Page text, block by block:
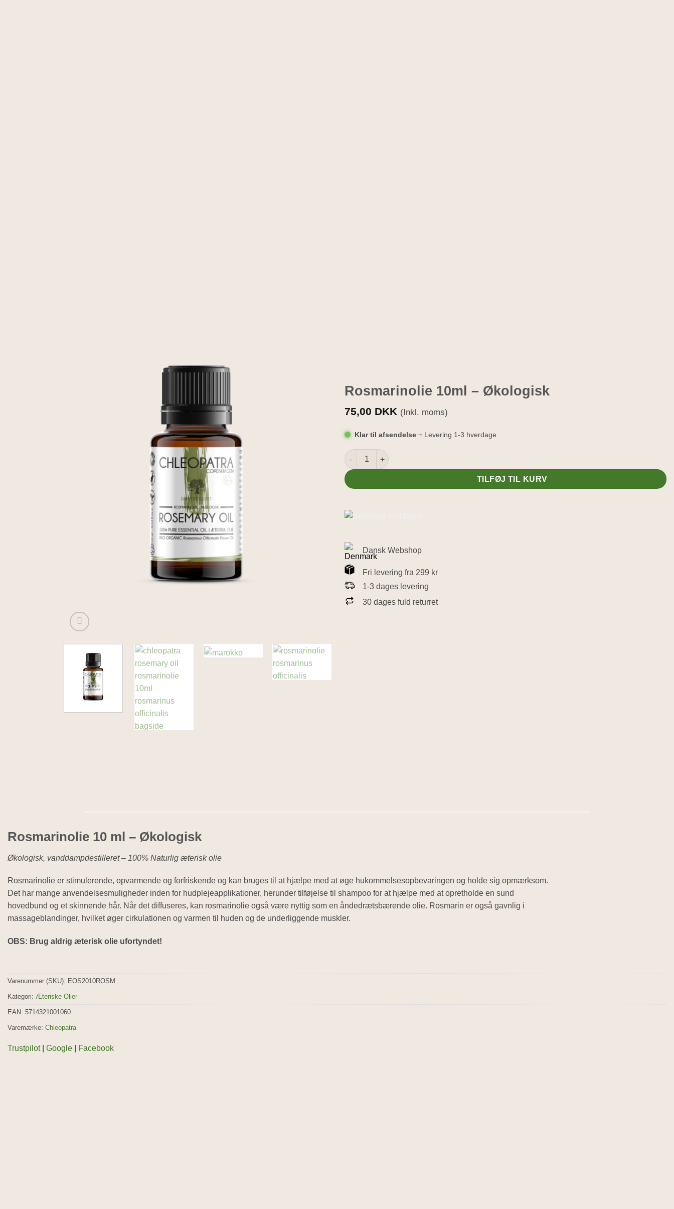
Rosmarinolie 10ml – Økologisk
75,00 DKK (Inkl. moms)
Klar til afsendelse⤑ Levering 1-3 hverdage
Rosmarinolie 10ml - Økologisk antal
TILFØJ TIL KURV
Dansk Webshop
Fri levering fra 299 kr
1-3 dages levering
30 dages fuld returret
Rosmarinolie 10 ml – Økologisk
Økologisk, vanddampdestilleret – 100% Naturlig æterisk olie
Rosmarinolie er stimulerende, opvarmende og forfriskende og kan bruges til at hjælpe med at øge hukommelsesopbevaringen og holde sig opmærksom.
Det har mange anvendelsesmuligheder inden for hudplejeapplikationer, herunder tilføjelse til shampoo for at hjælpe med at opretholde en sund
hovedbund og et skinnende hår. Når det diffuseres, kan rosmarinolie også være nyttig som en åndedrætsbærende olie. Rosmarin er også gavnlig i
massageblandinger, hvilket øger cirkulationen og varmen til huden og de underliggende muskler.
OBS: Brug aldrig æterisk olie ufortyndet!
Varenummer (SKU): EOS2010ROSM
Kategori: Æteriske Olier
EAN: 5714321001060
Varemærke: Chleopatra
Trustpilot| Google Facebook